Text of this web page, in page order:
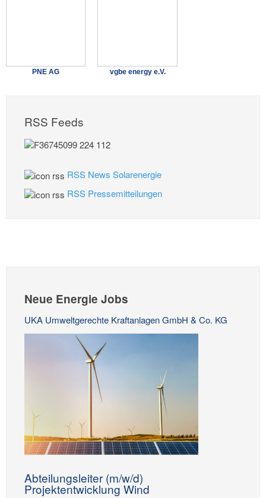
PNE AG vgbe energy e.V.
RSS Feeds
RSS News Solarenergie
RSS Pressemitteilungen
Neue Energie Jobs
UKA Umweltgerechte Kraftanlagen GmbH & Co. KG
Abteilungsleiter (m/w/d)
Projektentwicklung Wind